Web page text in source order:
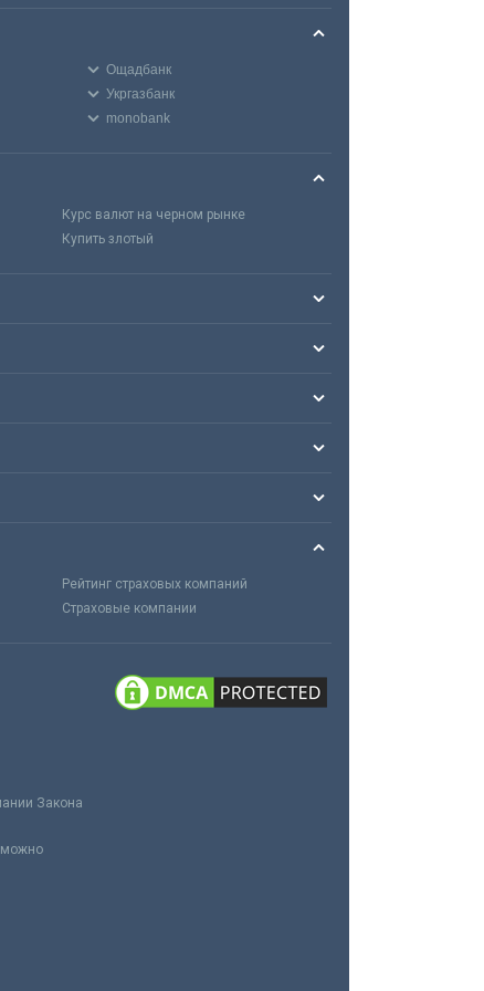
Ощадбанк
Укргазбанк
monobank
Курс валют на черном рынке
Купить злотый
Рейтинг страховых компаний
Страховые компании
Закона
можно